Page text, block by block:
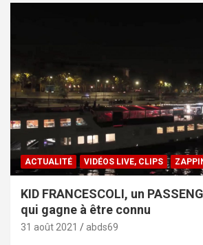
ACTUALITÉ VIDÉOS LIVE, CLIPS
KID FRANCESCOLI, un
qui gagne à être connu
31 août 2021 abds69